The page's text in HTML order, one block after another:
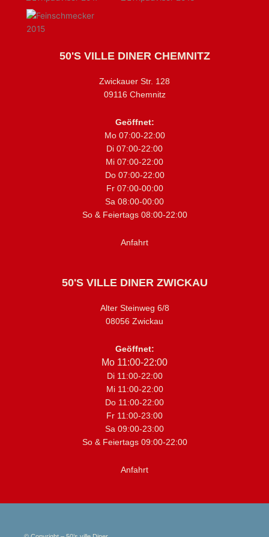
50'S VILLE DINER CHEMNITZ
Zwickauer Str. 128
09116 Chemnitz
Geöffnet:
Mo 07:00-22:00
Di 07:00-22:00
Mi 07:00-22:00
Do 07:00-22:00
Fr 07:00-00:00
Sa 08:00-00:00
So & Feiertags 08:00-22:00
Anfahrt
50'S VILLE DINER ZWICKAU
Alter Steinweg 6/8
08056 Zwickau
Geöffnet:
Mo 11:00-22:00
Di 11:00-22:00
Mi 11:00-22:00
Do 11:00-22:00
Fr 11:00-23:00
Sa 09:00-23:00
So & Feiertags 09:00-22:00
Anfahrt